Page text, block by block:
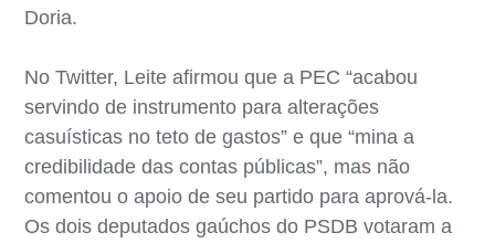
Doria.
No Twitter, Leite afirmou que a PEC “acabou
servindo de instrumento para alterações
casuísticas no teto de gastos” e que “mina a
credibilidade das contas públicas”, mas não
comentou o apoio de seu partido para aprová-la.
Os dois deputados gaúchos do PSDB votaram a